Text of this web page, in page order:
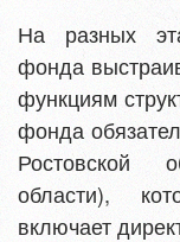
На разных
фонда
функциям
фонда
Ростовской
области),
включает